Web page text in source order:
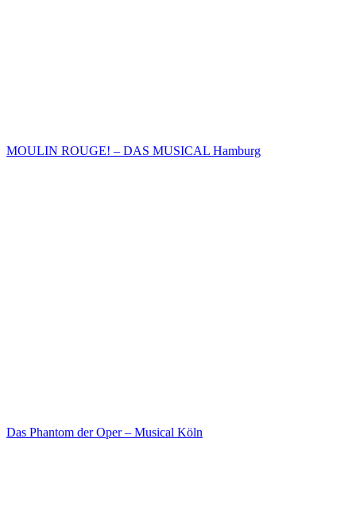
MOULIN ROUGE! – DAS MUSICAL Hamburg
Das Phantom der Oper – Musical Köln